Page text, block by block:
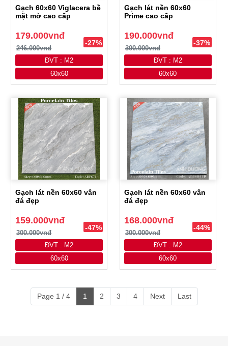
Gạch 60x60 Viglacera bề
mặt mờ cao cấp
179.000vnđ
246.000vnđ
-27%
ĐVT : M2
60x60
Gạch lát nền 60x60
Prime cao cấp
190.000vnđ
300.000vnđ
-37%
ĐVT : M2
60x60
Gạch lát nền 60x60 vân
đá đẹp
159.000vnđ
300.000vnđ
-47%
ĐVT : M2
60x60
Gạch lát nền 60x60 vân
đá đẹp
168.000vnđ
300.000vnđ
-44%
ĐVT : M2
60x60
Page 1 / 4 1 2 3 4 Next Last